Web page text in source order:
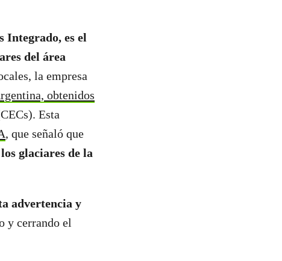
Integrado, es el
del área
la empresa
obtenidos
Esta
, que señaló que
glaciares de la
advertencia y
y cerrando el